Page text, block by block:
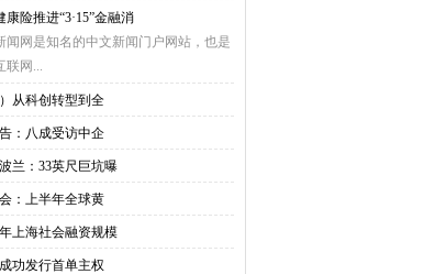
康险推进“3·15”金融消
闻网是知名的中文新闻门户网站，也是
联网...
）从科创转型到全
：八成受访中企
兰：33英尺巨坑曝
：上半年全球黄
上海社会融资规模
功发行首单主权